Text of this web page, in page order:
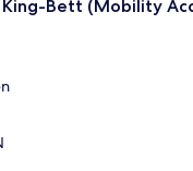
King-Bett (Mobility